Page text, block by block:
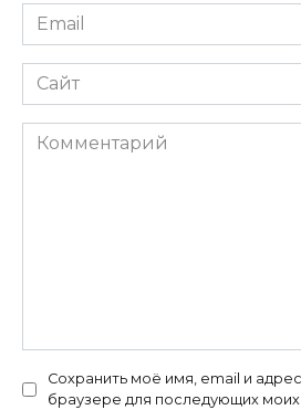
Email
*
Сайт
Комментарий
Сохранить моё имя, email и
браузере для последующих